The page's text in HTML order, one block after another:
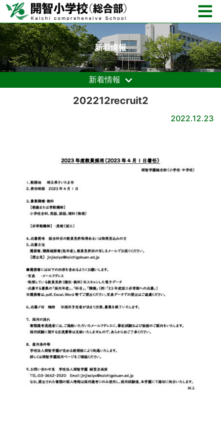
新着情報
新着情報
202212recruit2
2022.12.23